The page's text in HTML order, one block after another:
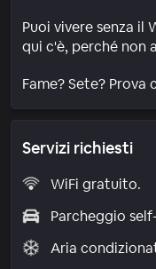
Puoi vivere senza il
qui c'è, perché non
Fame? Sete?
Servizi richiesti
WiFi gratuito.
Parcheggio
Aria